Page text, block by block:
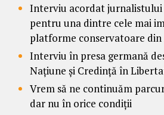
Interviu acordat jurnalistului
pentru una dintre cele mai
platforme conservatoare
Interviu în presa germană
Națiune și Credință în
Vrem să ne continuăm
dar nu în orice condiții